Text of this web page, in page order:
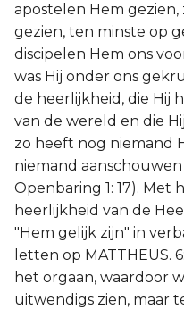
apostelen Hem
gezien, ten minste op
discipelen Hem ons
was Hij onder ons
de heerlijkheid, die Hij
van de wereld en die
zo heeft nog niemand
niemand aanschouwen
Openbaring 1: 17). Met
heerlijkheid van de
"Hem gelijk zijn" in
letten op MATTHEUS.
het orgaan, waardoor
uitwendigs zien, maar